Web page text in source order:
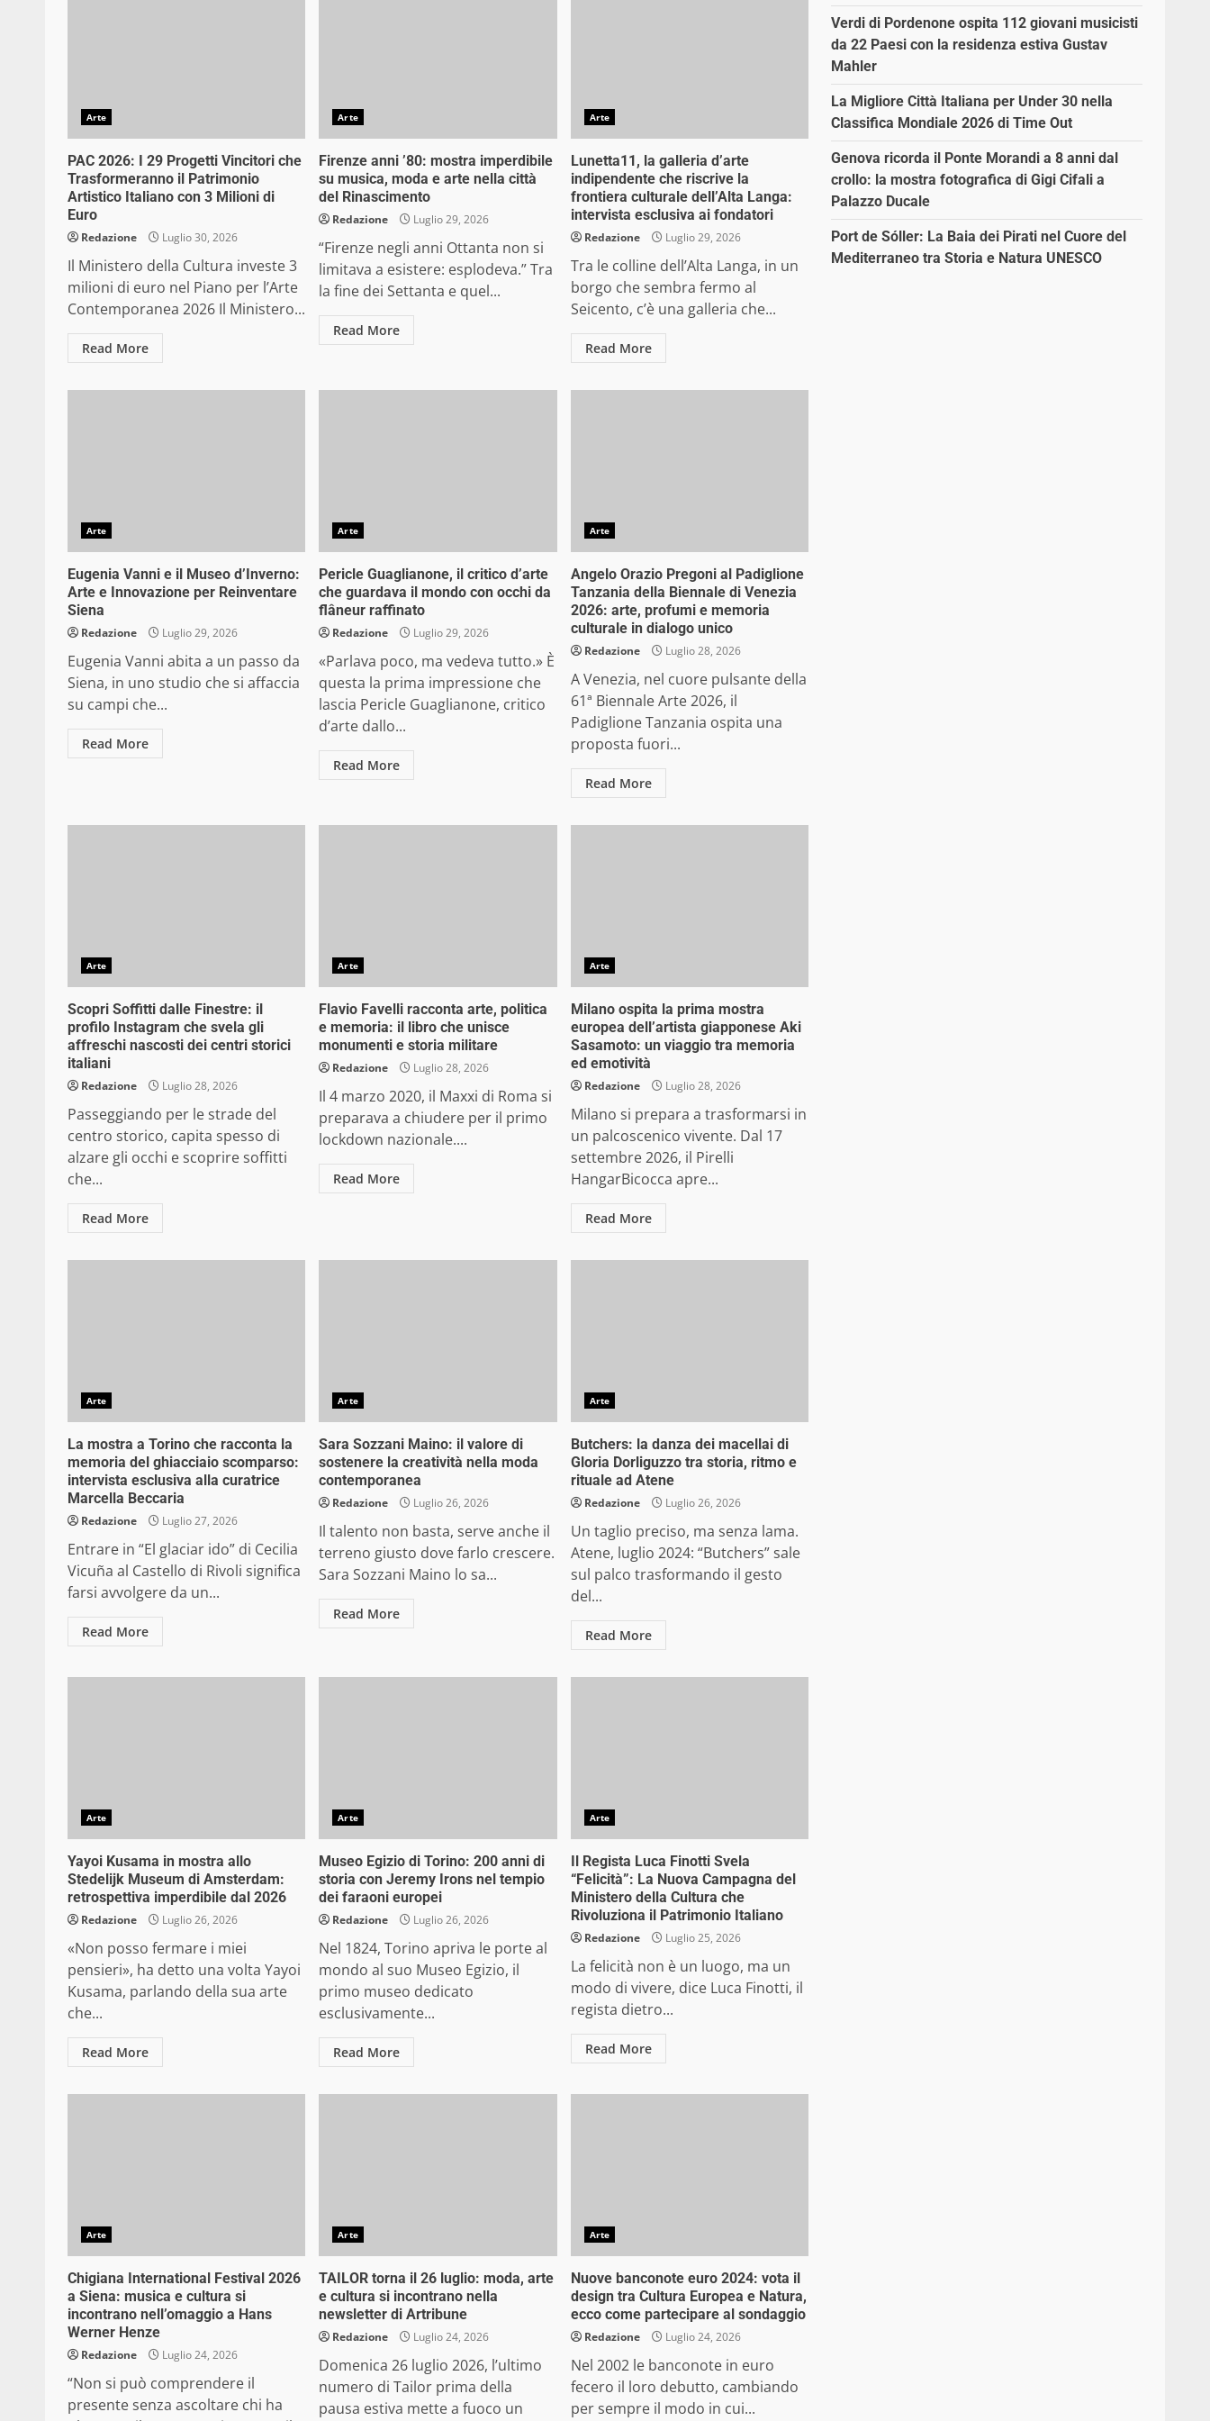
Arte
PAC 2026: I 29 Progetti Vincitori che
Trasformeranno il Patrimonio
Artistico Italiano con 3 Milioni di
Euro
Redazione Luglio 30, 2026
Il Ministero della Cultura investe 3
milioni di euro nel Piano per l’Arte
Contemporanea 2026 Il Ministero...
Read More
Arte
Firenze anni ’80: mostra imperdibile
su musica, moda e arte nella città
del Rinascimento
Redazione Luglio 29, 2026
“Firenze negli anni Ottanta non si
limitava a esistere: esplodeva.” Tra
la fine dei Settanta e quel...
Read More
Arte
Lunetta11, la galleria d’arte
indipendente che riscrive la
frontiera culturale dell’Alta Langa:
intervista esclusiva ai fondatori
Redazione Luglio 29, 2026
Tra le colline dell’Alta Langa, in un
borgo che sembra fermo al
Seicento, c’è una galleria che...
Read More
Arte
Eugenia Vanni e il Museo d’Inverno:
Arte e Innovazione per Reinventare
Siena
Redazione Luglio 29, 2026
Eugenia Vanni abita a un passo da
Siena, in uno studio che si affaccia
su campi che...
Read More
Arte
Pericle Guaglianone, il critico d’arte
che guardava il mondo con occhi da
flâneur raffinato
Redazione Luglio 29, 2026
«Parlava poco, ma vedeva tutto.» È
questa la prima impressione che
lascia Pericle Guaglianone, critico
d’arte dallo...
Read More
Arte
Angelo Orazio Pregoni al Padiglione
Tanzania della Biennale di Venezia
2026: arte, profumi e memoria
culturale in dialogo unico
Redazione Luglio 28, 2026
A Venezia, nel cuore pulsante della
61ª Biennale Arte 2026, il
Padiglione Tanzania ospita una
proposta fuori...
Read More
Arte
Scopri Soffitti dalle Finestre: il
profilo Instagram che svela gli
affreschi nascosti dei centri storici
italiani
Redazione Luglio 28, 2026
Passeggiando per le strade del
centro storico, capita spesso di
alzare gli occhi e scoprire soffitti
che...
Read More
Arte
Flavio Favelli racconta arte, politica
e memoria: il libro che unisce
monumenti e storia militare
Redazione Luglio 28, 2026
Il 4 marzo 2020, il Maxxi di Roma si
preparava a chiudere per il primo
lockdown nazionale....
Read More
Arte
Milano ospita la prima mostra
europea dell’artista giapponese Aki
Sasamoto: un viaggio tra memoria
ed emotività
Redazione Luglio 28, 2026
Milano si prepara a trasformarsi in
un palcoscenico vivente. Dal 17
settembre 2026, il Pirelli
HangarBicocca apre...
Read More
Arte
La mostra a Torino che racconta la
memoria del ghiacciaio scomparso:
intervista esclusiva alla curatrice
Marcella Beccaria
Redazione Luglio 27, 2026
Entrare in “El glaciar ido” di Cecilia
Vicuña al Castello di Rivoli significa
farsi avvolgere da un...
Read More
Arte
Sara Sozzani Maino: il valore di
sostenere la creatività nella moda
contemporanea
Redazione Luglio 26, 2026
Il talento non basta, serve anche il
terreno giusto dove farlo crescere.
Sara Sozzani Maino lo sa...
Read More
Arte
Butchers: la danza dei macellai di
Gloria Dorliguzzo tra storia, ritmo e
rituale ad Atene
Redazione Luglio 26, 2026
Un taglio preciso, ma senza lama.
Atene, luglio 2024: “Butchers” sale
sul palco trasformando il gesto
del...
Read More
Arte
Yayoi Kusama in mostra allo
Stedelijk Museum di Amsterdam:
retrospettiva imperdibile dal 2026
Redazione Luglio 26, 2026
«Non posso fermare i miei
pensieri», ha detto una volta Yayoi
Kusama, parlando della sua arte
che...
Read More
Arte
Museo Egizio di Torino: 200 anni di
storia con Jeremy Irons nel tempio
dei faraoni europei
Redazione Luglio 26, 2026
Nel 1824, Torino apriva le porte al
mondo al suo Museo Egizio, il
primo museo dedicato
esclusivamente...
Read More
Arte
Il Regista Luca Finotti Svela
“Felicità”: La Nuova Campagna del
Ministero della Cultura che
Rivoluziona il Patrimonio Italiano
Redazione Luglio 25, 2026
La felicità non è un luogo, ma un
modo di vivere, dice Luca Finotti, il
regista dietro...
Read More
Arte
Chigiana International Festival 2026
a Siena: musica e cultura si
incontrano nell’omaggio a Hans
Werner Henze
Redazione Luglio 24, 2026
“Non si può comprendere il
presente senza ascoltare chi ha
Arte
TAILOR torna il 26 luglio: moda, arte
e cultura si incontrano nella
newsletter di Artribune
Redazione Luglio 24, 2026
Domenica 26 luglio 2026, l’ultimo
numero di Tailor prima della
pausa estiva mette a fuoco un
Arte
Nuove banconote euro 2024: vota il
design tra Cultura Europea e Natura,
ecco come partecipare al sondaggio
Redazione Luglio 24, 2026
Nel 2002 le banconote in euro
fecero il loro debutto, cambiando
per sempre il modo in cui...
Verdi di Pordenone ospita 112 giovani musicisti
da 22 Paesi con la residenza estiva Gustav
Mahler
La Migliore Città Italiana per Under 30 nella
Classifica Mondiale 2026 di Time Out
Genova ricorda il Ponte Morandi a 8 anni dal
crollo: la mostra fotografica di Gigi Cifali a
Palazzo Ducale
Port de Sóller: La Baia dei Pirati nel Cuore del
Mediterraneo tra Storia e Natura UNESCO